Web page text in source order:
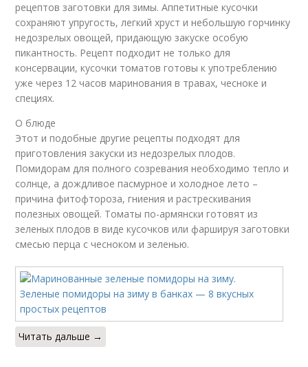
рецептов заготовки для зимы. Аппетитные кусочки
сохраняют упругость, легкий хруст и небольшую горчинку
недозрелых овощей, придающую закуске особую
пикантность. Рецепт подходит не только для
консервации, кусочки томатов готовы к употреблению
уже через 12 часов маринования в травах, чесноке и
специях.
О блюде
Этот и подобные другие рецепты подходят для
приготовления закуски из недозрелых плодов.
Помидорам для полного созревания необходимо тепло и
солнце, а дождливое пасмурное и холодное лето –
причина фитофтороза, гниения и растрескивания
полезных овощей. Томаты по-армянски готовят из
зеленых плодов в виде кусочков или фаршируя заготовки
смесью перца с чесноком и зеленью.
Читать дальше →